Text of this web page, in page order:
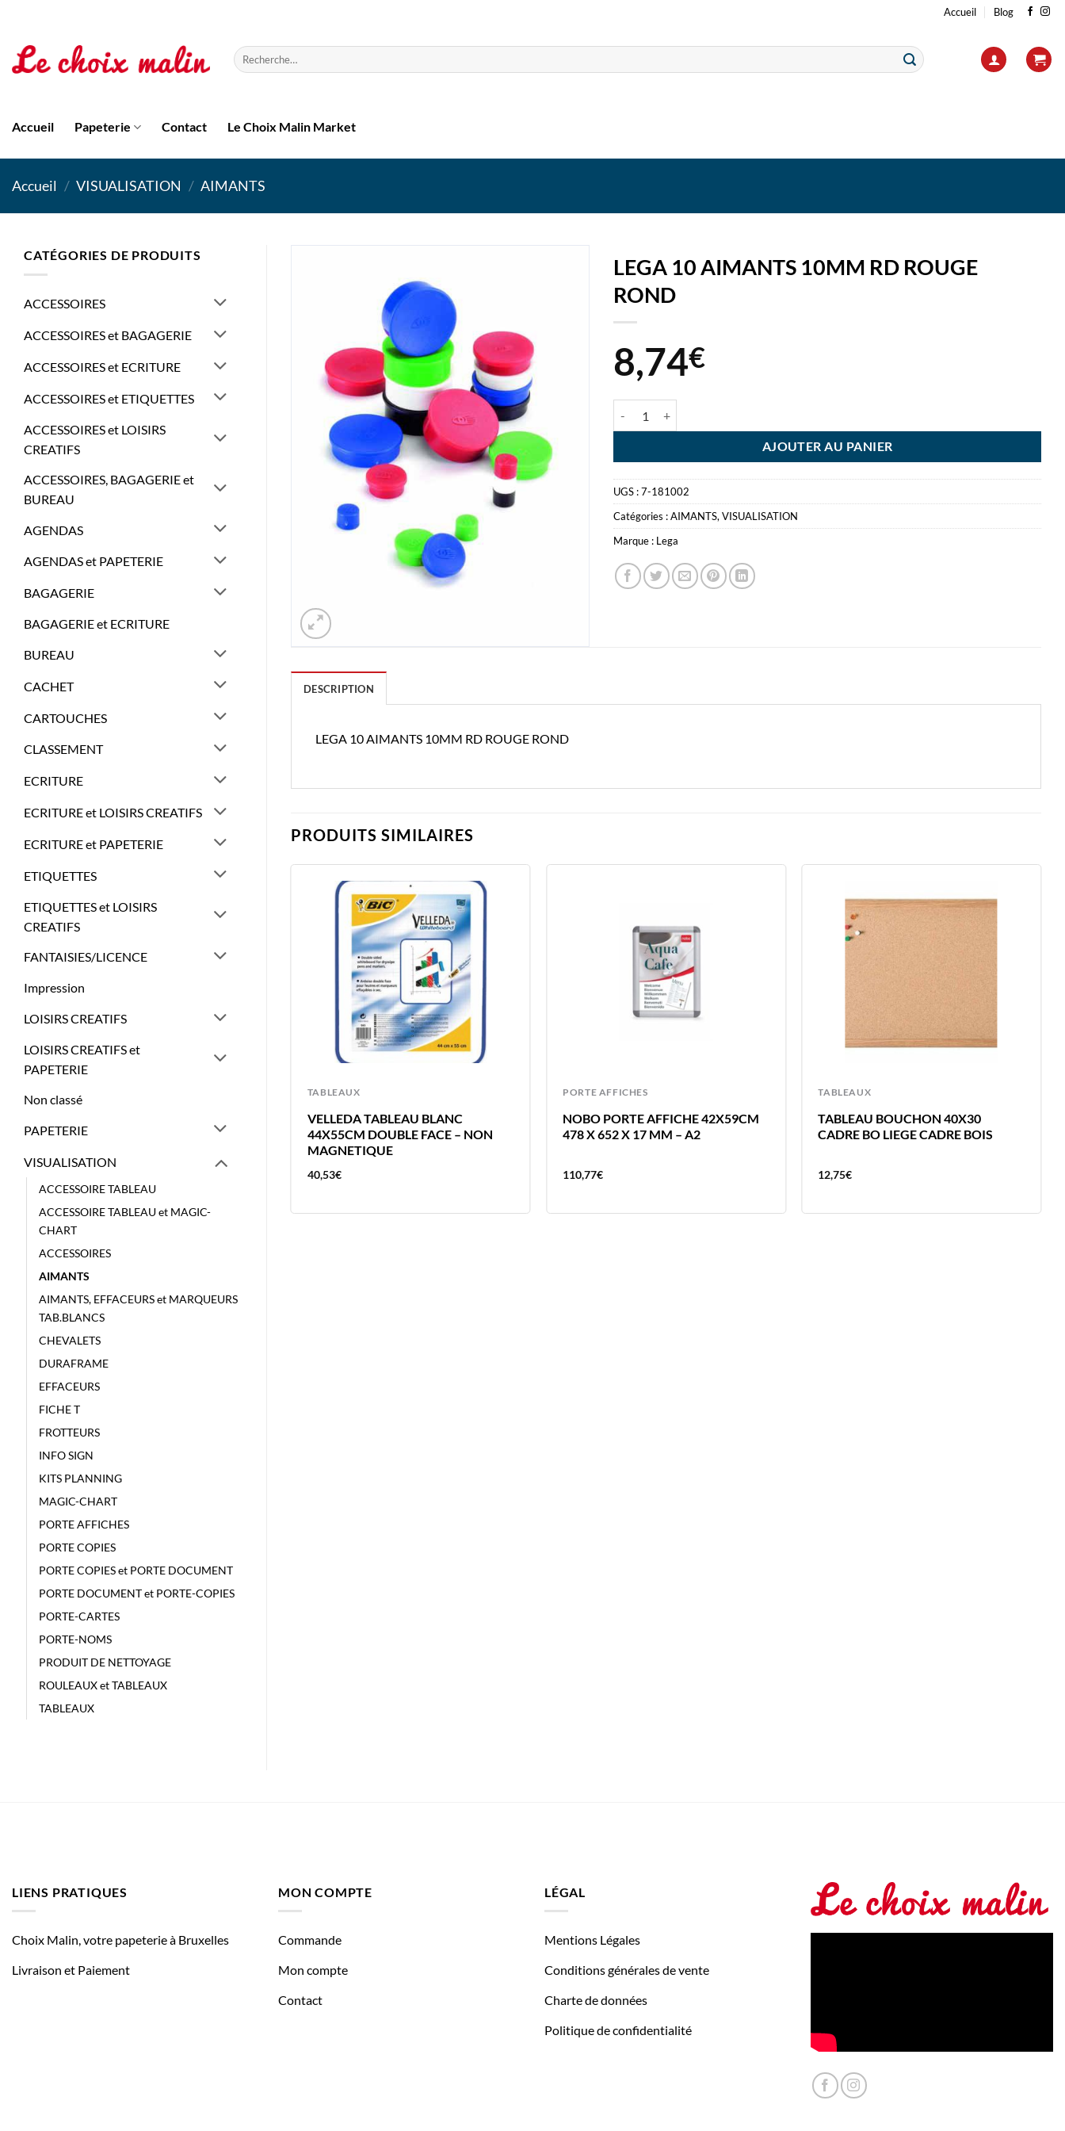
contenu
Accueil Blog
Recherche
pour :
Accueil Papeterie Contact Le Choix Malin Market
Accueil / VISUALISATION / AIMANTS
CATÉGORIES DE PRODUITS
ACCESSOIRES
ACCESSOIRES et BAGAGERIE
ACCESSOIRES et ECRITURE
ACCESSOIRES et ETIQUETTES
ACCESSOIRES et LOISIRS
CREATIFS
ACCESSOIRES, BAGAGERIE et
BUREAU
AGENDAS
AGENDAS et PAPETERIE
BAGAGERIE
BAGAGERIE et ECRITURE
BUREAU
CACHET
CARTOUCHES
CLASSEMENT
ECRITURE
ECRITURE et LOISIRS CREATIFS
ECRITURE et PAPETERIE
ETIQUETTES
ETIQUETTES et LOISIRS
CREATIFS
FANTAISIES/LICENCE
Impression
LOISIRS CREATIFS
LOISIRS CREATIFS et
PAPETERIE
Non classé
PAPETERIE
VISUALISATION
ACCESSOIRE TABLEAU
ACCESSOIRE TABLEAU et MAGIC-
CHART
ACCESSOIRES
AIMANTS
AIMANTS, EFFACEURS et MARQUEURS
TAB.BLANCS
CHEVALETS
DURAFRAME
EFFACEURS
FICHE T
FROTTEURS
INFO SIGN
KITS PLANNING
MAGIC-CHART
PORTE AFFICHES
PORTE COPIES
PORTE COPIES et PORTE DOCUMENT
PORTE DOCUMENT et PORTE-COPIES
PORTE-CARTES
PORTE-NOMS
PRODUIT DE NETTOYAGE
ROULEAUX et TABLEAUX
TABLEAUX
LEGA 10 AIMANTS 10MM RD ROUGE
ROND
8,74€
AJOUTER AU PANIER
UGS :7-181002
Catégories :AIMANTS,VISUALISATION
Marque : Lega
DESCRIPTION
LEGA 10 AIMANTS 10MM RD ROUGE ROND
PRODUITS SIMILAIRES
TABLEAUX
VELLEDA TABLEAU BLANC
44X55CM DOUBLE FACE – NON
MAGNETIQUE
40,53€
PORTE AFFICHES
NOBO PORTE AFFICHE 42X59CM
478 X 652 X 17 MM – A2
110,77€
TABLEAUX
TABLEAU BOUCHON 40X30
CADRE BO LIEGE CADRE BOIS
12,75€
ACIER LAQUE MAGNETIQUE
LIENS PRATIQUES
Choix Malin, votre papeterie à Bruxelles
Livraison et Paiement
MON COMPTE
Commande
Mon compte
Contact
LÉGAL
Mentions Légales
Conditions générales de vente
Charte de données
Politique de confidentialité